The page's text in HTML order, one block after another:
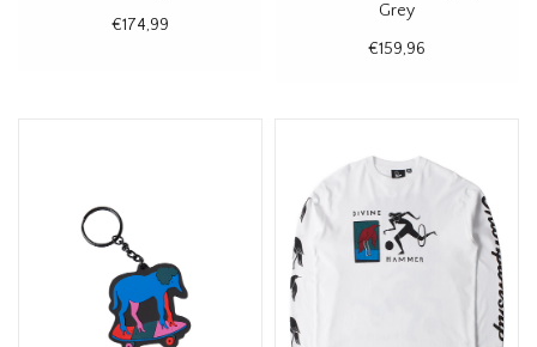
€174,99
Grey
€159,96